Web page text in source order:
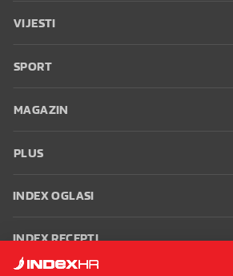
VIJESTI
SPORT
MAGAZIN
PLUS
INDEX OGLASI
INDEX RECEPTI